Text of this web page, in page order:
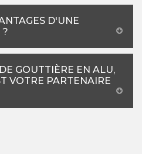
D'UNE
?
GOUTTIÈRE EN ALU,
VOTRE PARTENAIRE